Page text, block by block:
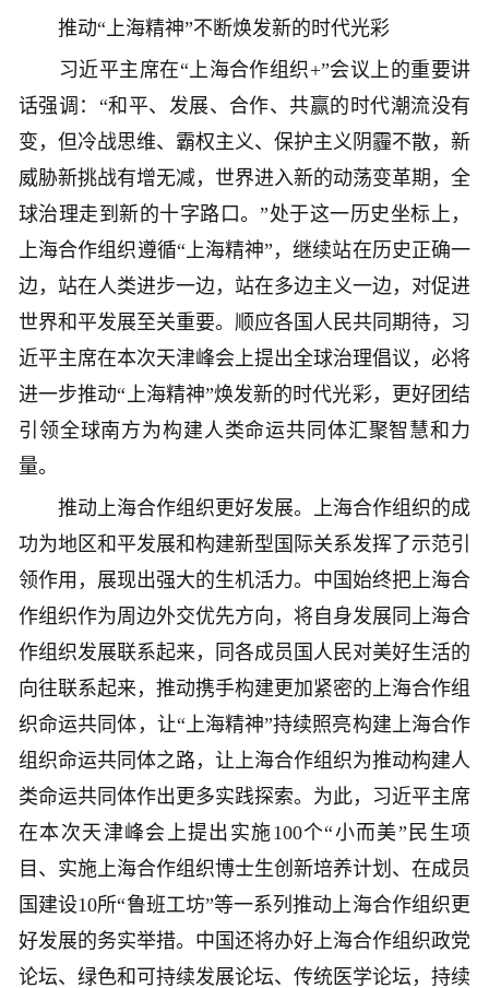
推动“上海精神”不断焕发新的时代光彩
习近平主席在“上海合作组织+”会议上的重要讲
话强调：“和平、发展、合作、共赢的时代潮流没有
变，但冷战思维、霸权主义、保护主义阴霾不散，新
威胁新挑战有增无减，世界进入新的动荡变革期，全
球治理走到新的十字路口。”处于这一历史坐标上，
上海合作组织遵循“上海精神”，继续站在历史正确一
边，站在人类进步一边，站在多边主义一边，对促进
世界和平发展至关重要。顺应各国人民共同期待，习
近平主席在本次天津峰会上提出全球治理倡议，必将
进一步推动“上海精神”焕发新的时代光彩，更好团结
引领全球南方为构建人类命运共同体汇聚智慧和力
量。
推动上海合作组织更好发展。上海合作组织的成
功为地区和平发展和构建新型国际关系发挥了示范引
领作用，展现出强大的生机活力。中国始终把上海合
作组织作为周边外交优先方向，将自身发展同上海合
作组织发展联系起来，同各成员国人民对美好生活的
向往联系起来，推动携手构建更加紧密的上海合作组
织命运共同体，让“上海精神”持续照亮构建上海合作
组织命运共同体之路，让上海合作组织为推动构建人
类命运共同体作出更多实践探索。为此，习近平主席
在本次天津峰会上提出实施100个“小而美”民生项
目、实施上海合作组织博士生创新培养计划、在成员
国建设10所“鲁班工坊”等一系列推动上海合作组织更
好发展的务实举措。中国还将办好上海合作组织政党
论坛、绿色和可持续发展论坛、传统医学论坛，持续